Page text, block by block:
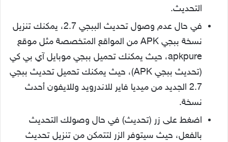
التحديث.
في حال عدم وصول تحديث الببجي 2.7، يمكنك تنزيل
نسخة ببجي APK من المواقع المتخصصة مثل موقع
apkpure، حيث يمكنك تحميل ببجي موبايل آي بي كي
(تحديث ببجي APK)، حيث يمكنك تحميل تحديث ببجي
2.7 الجديد من ميديا فاير للاندرويد وللايفون أحدث
نسخة.
اضغط على زر (تحديث) في حال وصولك التحديث
بالفعل، حيث سيتوفر الزر لتتمكن من تنزيل تحديث